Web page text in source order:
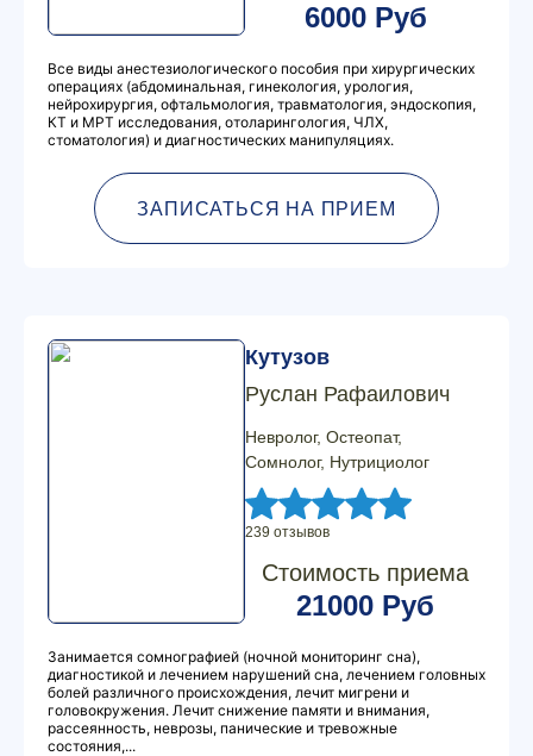
6000 Руб
Все виды анестезиологического пособия при хирургических
операциях (абдоминальная, гинекология, урология,
нейрохирургия, офтальмология, травматология, эндоскопия,
КТ и МРТ исследования, отоларингология, ЧЛХ,
стоматология) и диагностических манипуляциях.
ЗАПИСАТЬСЯ НА ПРИЕМ
Кутузов
Руслан Рафаилович
Невролог, Остеопат,
Сомнолог, Нутрициолог
239 отзывов
Стоимость приема
21000 Руб
Занимается сомнографией (ночной мониторинг сна),
диагностикой и лечением нарушений сна, лечением головных
болей различного происхождения, лечит мигрени и
головокружения. Лечит снижение памяти и внимания,
рассеянность, неврозы, панические и тревожные
состояния,...